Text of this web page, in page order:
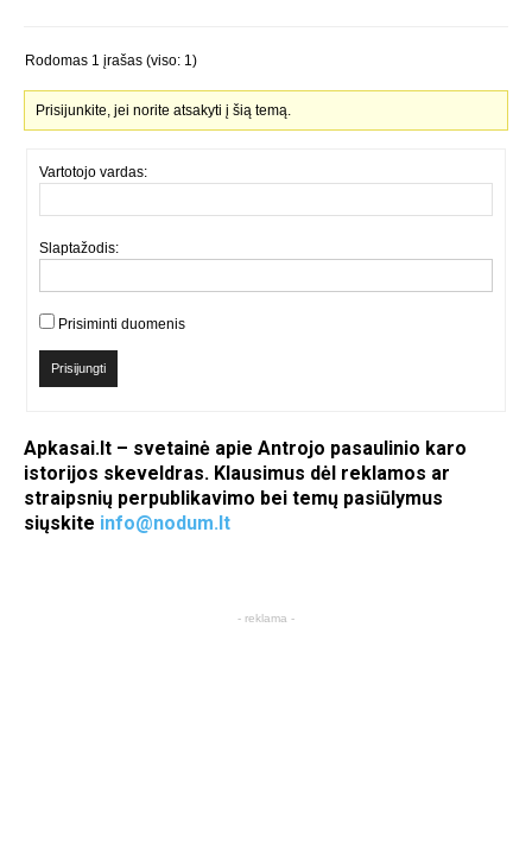
Rodomas 1 įrašas (viso: 1)
Prisijunkite, jei norite atsakyti į šią temą.
Vartotojo vardas:
Slaptažodis:
Prisiminti duomenis
Prisijungti
Apkasai.lt – svetainė apie Antrojo pasaulinio karo
istorijos skeveldras. Klausimus dėl reklamos ar
straipsnių perpublikavimo bei temų pasiūlymus
siųskite info@nodum.lt
- reklama -